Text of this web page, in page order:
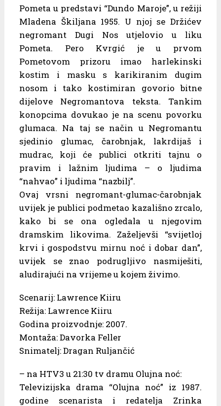
Pometa u predstavi “Dundo Maroje”, u režiji
Mladena Škiljana 1955. U njoj se Držićev
negromant Dugi Nos utjelovio u liku
Pometa. Pero Kvrgić je u prvom
Pometovom prizoru imao harlekinski
kostim i masku s karikiranim dugim
nosom i tako kostimiran govorio bitne
dijelove Negromantova teksta. Tankim
konopcima dovukao je na scenu povorku
glumaca. Na taj se način u Negromantu
sjedinio glumac, čarobnjak, lakrdijaš i
mudrac, koji će publici otkriti tajnu o
pravim i lažnim ljudima – o ljudima
“nahvao” i ljudima “nazbilj”.
Ovaj vrsni negromant-glumac-čarobnjak
uvijek je publici podmetao kazališno zrcalo,
kako bi se ona ogledala u njegovim
dramskim likovima. Zaželjevši “svijetloj
krvi i gospodstvu mirnu noć i dobar dan”,
uvijek se znao podrugljivo nasmiješiti,
aludirajući na vrijeme u kojem živimo.
Scenarij: Lawrence Kiiru
Režija: Lawrence Kiiru
Godina proizvodnje: 2007.
Montaža: Davorka Feller
Snimatelj: Dragan Ruljančić
– na HTV3 u 21:30 tv dramu Olujna noć:
Televizijska drama “Olujna noć” iz 1987.
godine scenarista i redatelja Zrinka